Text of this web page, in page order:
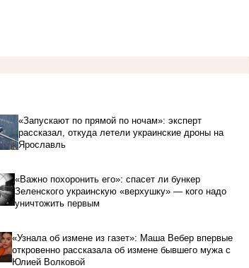
«Запускают по прямой по ночам»: эксперт
рассказал, откуда летели украинские дроны на
Ярославль
«Важно похоронить его»: спасет ли бункер
Зеленского украинскую «верхушку» — кого надо
уничтожить первым
«Узнала об измене из газет»: Маша Вебер впервые
откровенно рассказала об измене бывшего мужа с
Юлией Волковой